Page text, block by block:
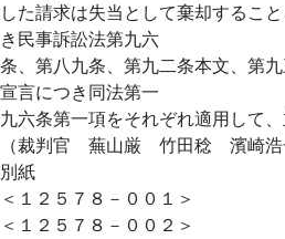
した請求は失当として棄却するこ
き民事訴訟法第九六
条、第八九条、第九二条本文、第
宣言につき同法第一
九六条第一項をそれぞれ適用して、
（裁判官 蕪山厳 竹田稔 濱崎浩
別紙
＜１２５７８－００１＞
＜１２５７８－００２＞